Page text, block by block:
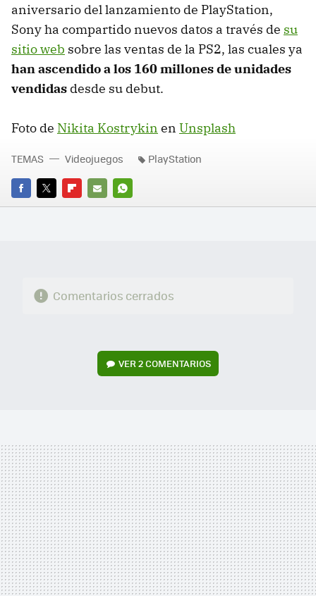
aniversario del lanzamiento de PlayStation,
Sony ha compartido nuevos datos a través de su
sitio web sobre las ventas de la PS2, las cuales ya
han ascendido a los 160 millones de unidades
vendidas desde su debut.
Foto de Nikita Kostrykin en Unsplash
FACEBOOK
TWITTERFLIPBOARD
E-
WHATSAPP
TEMAS Videojuegos PlayStation
Comentarios cerrados
VER2 COMENTARIOS